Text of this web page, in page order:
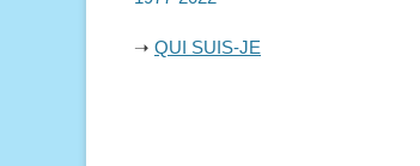
➝ QUI SUIS-JE